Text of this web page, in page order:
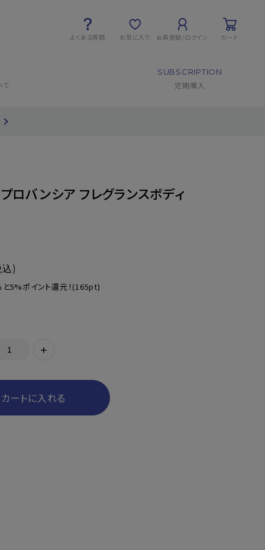
よくある質問 お気に入り 会員登録/ログイン カート
て
SUBSCRIPTION
定期購入
ロバンシア フレグランスボディ
)
5%ポイント還元！(165pt)
+
カートに入れる